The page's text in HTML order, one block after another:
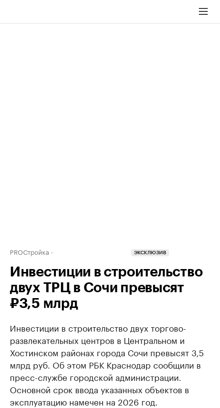
PROСтройка ЭКСКЛЮЗИВ
Инвестиции в строительство
двух ТРЦ в Сочи превысят
₽3,5 млрд
Инвестиции в строительство двух торгово-
развлекательных центров в Центральном и
Хостинском районах города Сочи превысят 3,5
млрд руб. Об этом РБК Краснодар сообщили в
пресс-службе городской администрации.
Основной срок ввода указанных объектов в
эксплуатацию намечен на 2026 год.